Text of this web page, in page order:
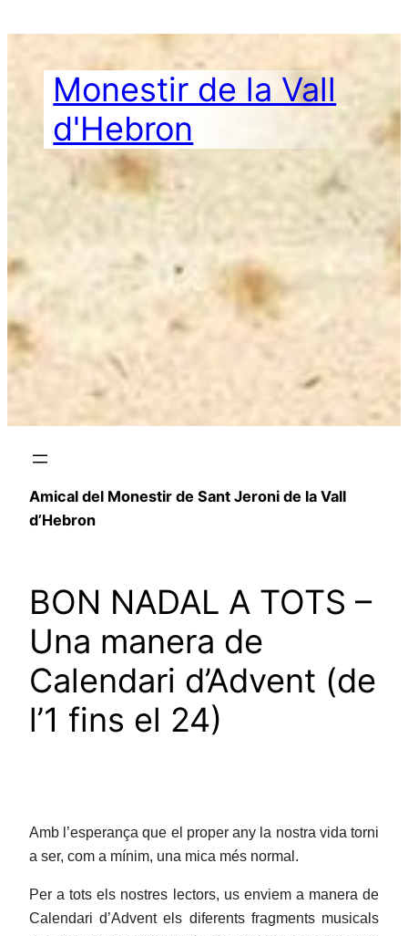
contingut
Monestir de la Vall
d'Hebron
Amical del Monestir de Sant Jeroni de la Vall
d’Hebron
BON NADAL A TOTS –
Una manera de
Calendari d’Advent (de
l’1 fins el 24)
Amb l’esperança que el proper any la nostra vida torni
a ser, com a mínim, una mica més normal.
Per a tots els nostres lectors, us enviem a manera de
Calendari d’Advent els diferents fragments musicals